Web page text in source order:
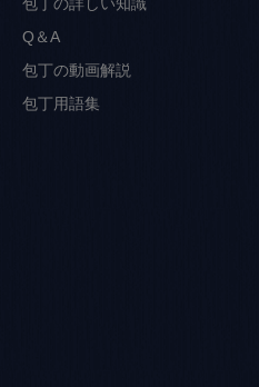
包丁の詳しい知識
Q＆A
包丁の動画解説
包丁用語集